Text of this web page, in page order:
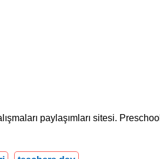
paylaşımları sitesi. Preschool